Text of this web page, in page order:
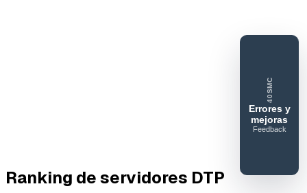
Ranking de servidores DTP
40SMC
Errores y
mejoras
Feedback
error o